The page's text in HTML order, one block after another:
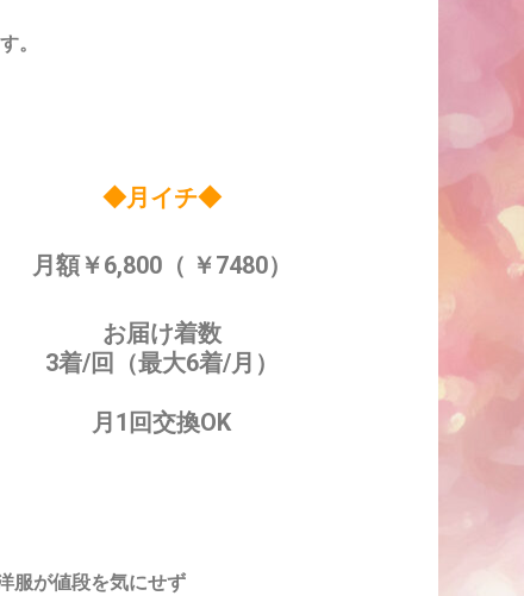
。
◆月イチ◆
月額￥6,800（ ￥7480）
お届け着数
3着/回（最大6着/月）
月1回交換OK
服が値段を気にせず